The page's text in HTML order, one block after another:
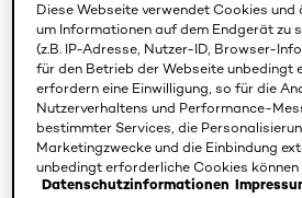
Diese Webseite verwendet Cookies und
um Informationen auf dem Endgerät zu
(z.B. IP-Adresse, Nutzer-ID, Browser-
für den Betrieb der Webseite unbedingt
erfordern eine Einwilligung, so für die
Nutzerverhaltens und Performance-
bestimmter Services, die
Marketingzwecke und die Einbindung
unbedingt erforderliche Cookies
akzeptieren") oder abgelehnt ("Ohne
Datenschutzinformationen